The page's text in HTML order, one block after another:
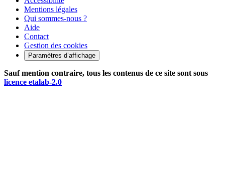
Mentions légales
Qui sommes-nous ?
Aide
Contact
Gestion des cookies
Paramètres d’affichage
Sauf mention contraire, tous les contenus de ce site sont sous
licence etalab-2.0